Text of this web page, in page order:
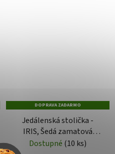
DOPRAVA ZADARMO
Jedálenská stolička -
IRIS, Šedá zamatová
látka
Dostupné (10 ks)